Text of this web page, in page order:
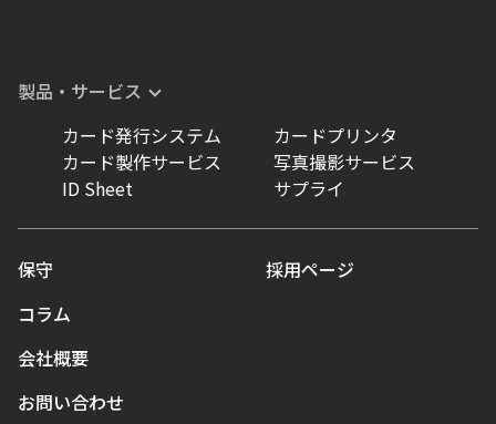
製品・サービス
カード発行システム
カードプリンタ
カード製作サービス
写真撮影サービス
ID Sheet
サプライ
保守
コラム
会社概要
お問い合わせ
採用ページ